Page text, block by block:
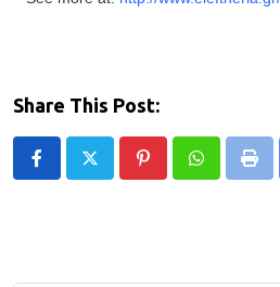
Share This Post:
PinterestWhatsappPrint